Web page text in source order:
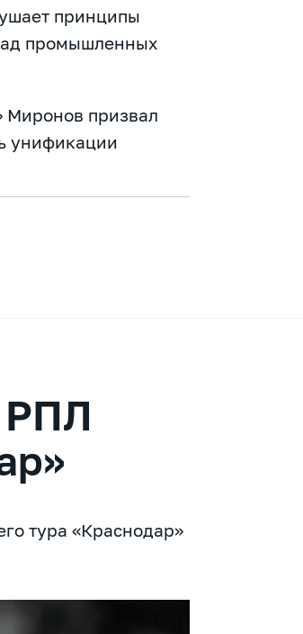
принципы
промышленных
Миронов призвал
унификации
РПЛ
тура «Краснодар»